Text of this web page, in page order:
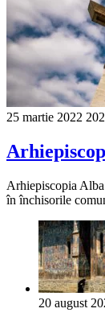
25 martie 2022
Arhiepiscopia
în închisorile
20 august